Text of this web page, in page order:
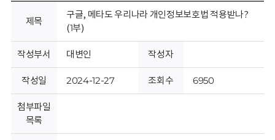
호
위
원
회
제목
구글, 메타도 우리나라 개인정보보호법 적용받나?
(1부)
작성부서 대변인 작성자
작성일 2024-12-27 조회수 6950
첨부파일
목록